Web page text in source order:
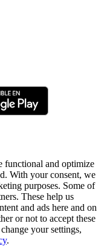
functional and optimize
With your consent, we
purposes. Some of
These help us
and ads here and on
or not to accept these
your settings,
.